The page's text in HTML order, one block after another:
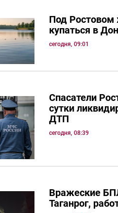
Под
купаться в
сегодня, 09:01
Спасатели
сутки
ДТП
сегодня, 08:39
Вражеские
Таганрог,